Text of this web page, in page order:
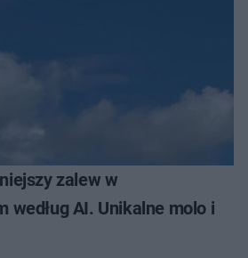
zalew w
według AI. Unikalne molo i